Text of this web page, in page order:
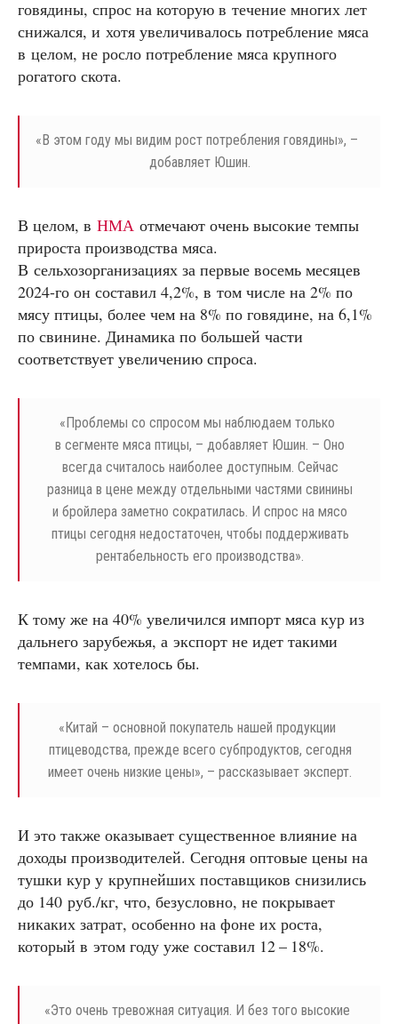
говядины, спрос на которую в течение многих лет
снижался, и хотя увеличивалось потребление мяса
в целом, не росло потребление мяса крупного
рогатого скота.
« В этом году мы видим рост потребления говядины», –
добавляет Юшин.
В целом, в НМА отмечают очень высокие темпы
прироста производства мяса.
В сельхозорганизациях за первые восемь месяцев
2024-го он составил 4,2%, в том числе на 2% по
мясу птицы, более чем на 8% по говядине, на 6,1%
по свинине. Динамика по большей части
соответствует увеличению спроса.
« Проблемы со спросом мы наблюдаем только
в сегменте мяса птицы, – добавляет Юшин. – Оно
всегда считалось наиболее доступным. Сейчас
разница в цене между отдельными частями свинины
и бройлера заметно сократилась. И спрос на мясо
птицы сегодня недостаточен, чтобы поддерживать
рентабельность его производства».
К тому же на 40% увеличился импорт мяса кур из
дальнего зарубежья, а экспорт не идет такими
темпами, как хотелось бы.
« Китай – основной покупатель нашей продукции
птицеводства, прежде всего субпродуктов, сегодня
имеет очень низкие цены», – рассказывает эксперт.
И это также оказывает существенное влияние на
доходы производителей. Сегодня оптовые цены на
тушки кур у крупнейших поставщиков снизились
до 140 руб./кг, что, безусловно, не покрывает
никаких затрат, особенно на фоне их роста,
который в этом году уже составил 12 – 18%.
«Это очень тревожная ситуация. И без того высокие